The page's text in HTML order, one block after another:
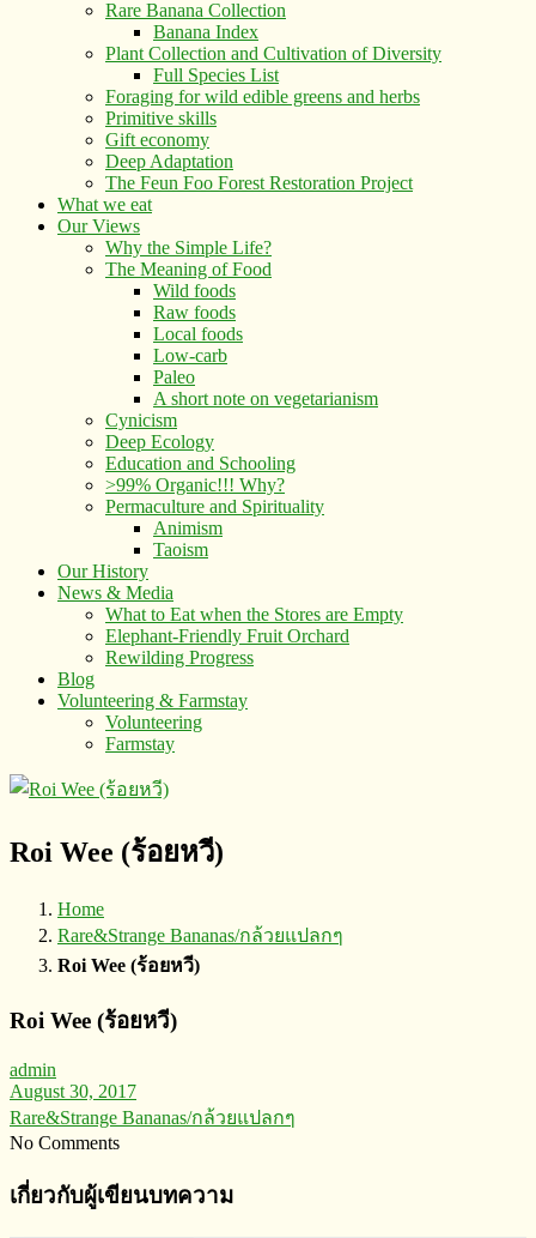
Rare Banana Collection
Banana Index
Plant Collection and Cultivation of Diversity
Full Species List
Foraging for wild edible greens and herbs
Primitive skills
Gift economy
Deep Adaptation
The Feun Foo Forest Restoration Project
What we eat
Our Views
Why the Simple Life?
The Meaning of Food
Wild foods
Raw foods
Local foods
Low-carb
Paleo
A short note on vegetarianism
Cynicism
Deep Ecology
Education and Schooling
>99% Organic!!! Why?
Permaculture and Spirituality
Animism
Taoism
Our History
News & Media
What to Eat when the Stores are Empty
Elephant-Friendly Fruit Orchard
Rewilding Progress
Blog
Volunteering & Farmstay
Volunteering
Farmstay
Roi Wee (ร้อยหวี)
Home
Rare&Strange Bananas/กล้วยแปลกๆ
Roi Wee (ร้อยหวี)
Roi Wee (ร้อยหวี)
admin
August 30, 2017
Rare&Strange Bananas/กล้วยแปลกๆ
No Comments
เกี่ยวกับผู้เขียนบทความ